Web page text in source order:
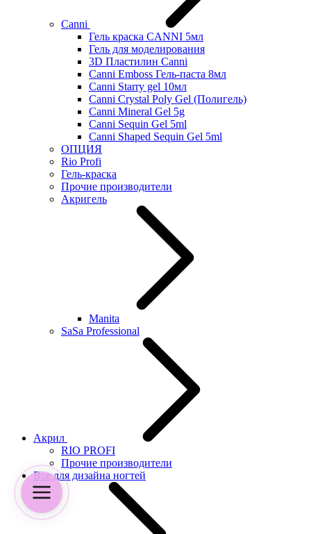
Canni
Гель краска CANNI 5мл
Гель для моделирования
3D Пластилин Canni
Canni Emboss Гель-паста 8мл
Canni Starry gel 10мл
Canni Crystal Poly Gel (Полигель)
Canni Mineral Gel 5g
Canni Sequin Gel 5ml
Canni Shaped Sequin Gel 5ml
ОПЦИЯ
Rio Profi
Гель-краска
Прочие производители
Акригель
Manita
SaSa Professional
Акрил
RIO PROFI
Прочие производители
Все для дизайна ногтей